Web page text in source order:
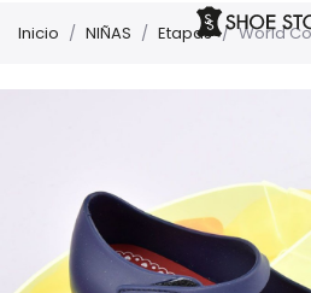
Inicio / NIÑAS / Etapas / World